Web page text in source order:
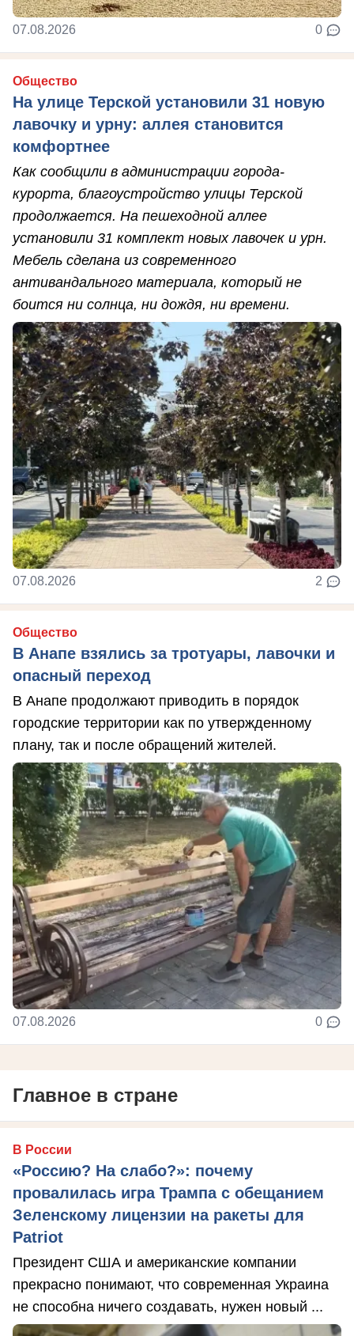
07.08.2026 0
Общество
На улице Терской установили 31 новую
лавочку и урну: аллея становится
комфортнее
Как сообщили в администрации города-
курорта, благоустройство улицы Терской
продолжается. На пешеходной аллее
установили 31 комплект новых лавочек и урн.
Мебель сделана из современного
антивандального материала, который не
боится ни солнца, ни дождя, ни времени.
07.08.2026 2
Общество
В Анапе взялись за тротуары, лавочки и
опасный переход
В Анапе продолжают приводить в порядок
городские территории как по утвержденному
плану, так и после обращений жителей.
07.08.2026 0
Главное в стране
В России
«Россию? На слабо?»: почему
провалилась игра Трампа с обещанием
Зеленскому лицензии на ракеты для
Patriot
Президент США и американские компании
прекрасно понимают, что современная Украина
не способна ничего создавать, нужен новый ...